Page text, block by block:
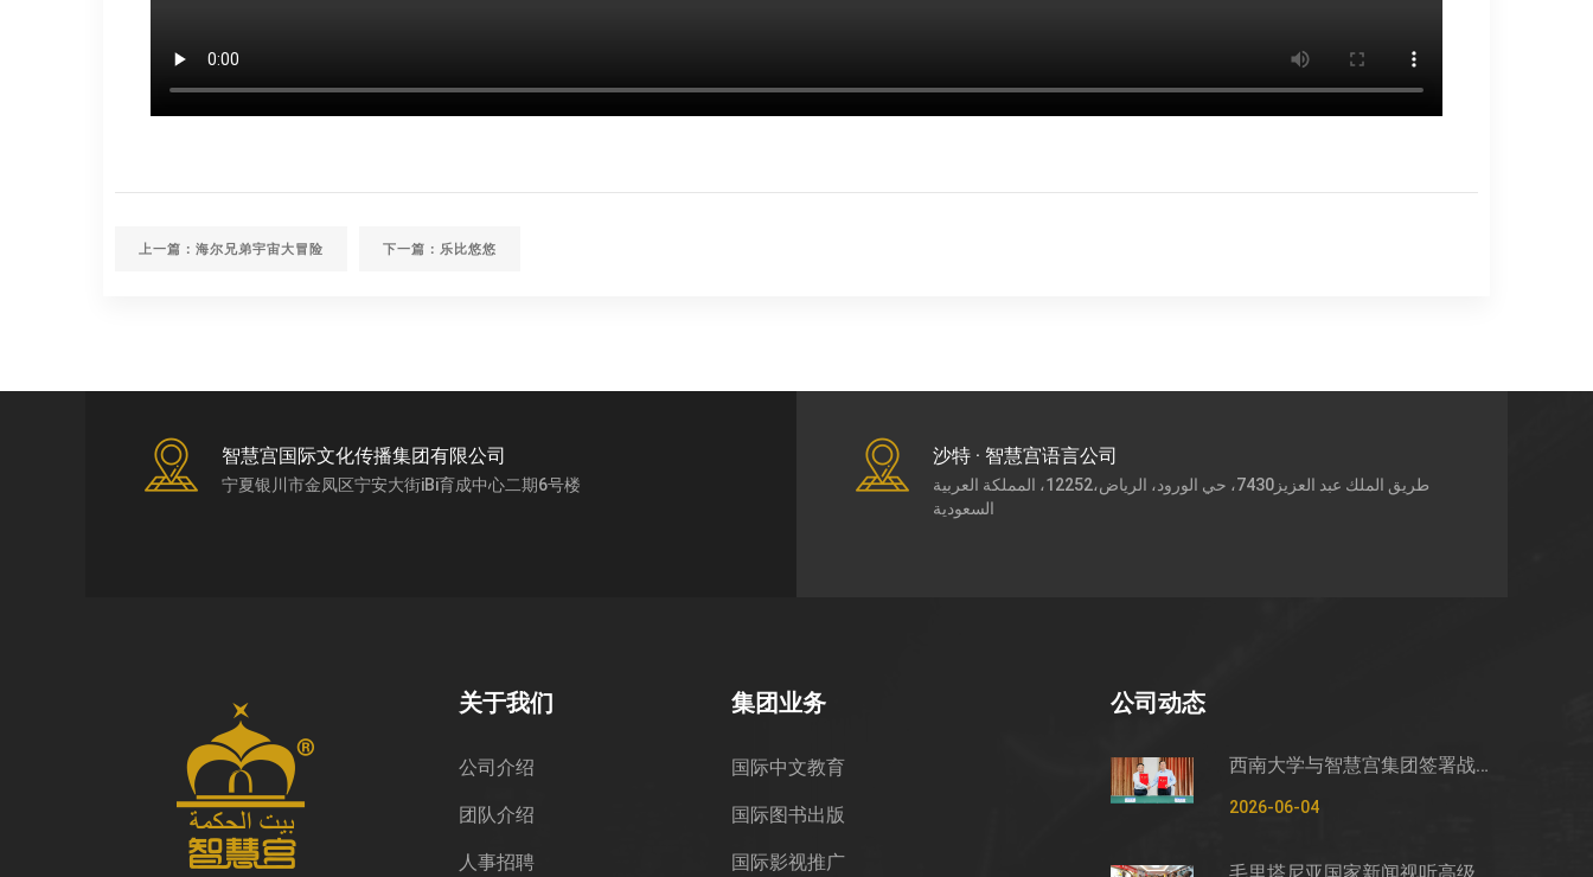
上一篇：海尔兄弟宇宙大冒险 下一篇：乐比悠悠
智慧宫国际文化传播集团有限公司
宁夏银川市金凤区宁安大街iBi育成中心二期6号楼
沙特 · 智慧宫语言公司
طريق الملك عبد العزيز7430، حي الورود، الرياض،12252، المملكة العربية
السعودية
关于我们
公司介绍
团队介绍
人事招聘
集团业务
国际中文教育
国际图书出版
国际影视推广
公司动态
西南大学与智慧宫集团签署战略合作框架协议
2026-06-04